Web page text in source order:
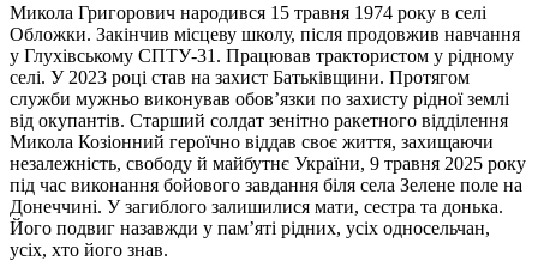
Микола Григорович народився 15 травня 1974 року в селі
Обложки. Закінчив місцеву школу, після продовжив навчання
у Глухівському СПТУ-31. Працював трактористом у рідному
селі. У 2023 році став на захист Батьківщини. Протягом
служби мужньо виконував обов’язки по захисту рідної землі
від окупантів. Старший солдат зенітно ракетного відділення
Микола Козіонний героїчно віддав своє життя, захищаючи
незалежність, свободу й майбутнє України, 9 травня 2025 року
під час виконання бойового завдання біля села Зелене поле на
Донеччині. У загиблого залишилися мати, сестра та донька.
Його подвиг назавжди у пам’яті рідних, усіх односельчан,
усіх, хто його знав.